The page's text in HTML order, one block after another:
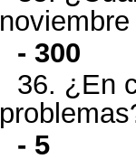
- 300
36. ¿En
- 5